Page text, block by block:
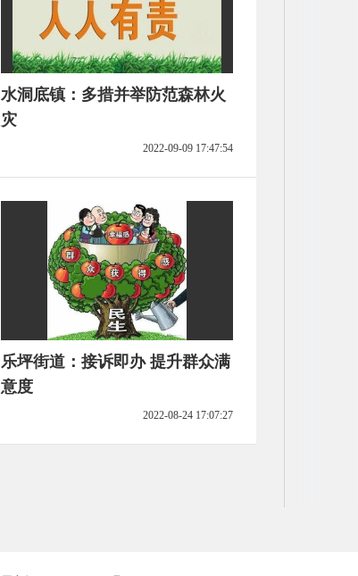
水洞底镇：多措并举防范森林火
灾
2022-09-09 17:47:54
乐坪街道：接诉即办 提升群众满
意度
2022-08-24 17:07:27